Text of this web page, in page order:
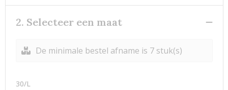
2. Selecteer een maat
De minimale bestel afname is 7 stuk(s)
30/L